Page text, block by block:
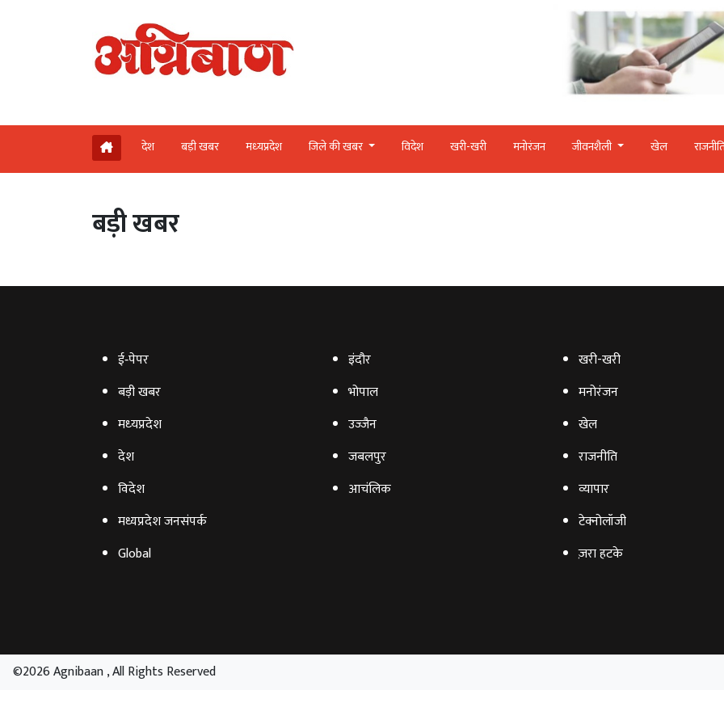
देश बड़ी खबर मध्‍यप्रदेश जिले की खबर विदेश खरी-खरी मनोरंजन जीवनशैली खेल
बड़ी खबर
ई‑पेपर
बड़ी खबर
मध्‍यप्रदेश
देश
विदेश
मध्यप्रदेश जनसंपर्क
Global
इंदौर
भोपाल
उज्‍जैन
जबलपुर
आचंलिक
खरी-खरी
मनोरंजन
खेल
राजनीति
व्‍यापार
टेक्‍नोलॉजी
ज़रा हटके
©2026 Agnibaan , All Rights Reserved